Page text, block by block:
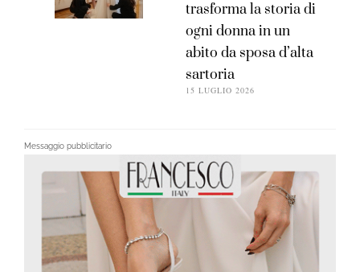
trasforma la storia di
ogni donna in un
abito da sposa d’alta
sartoria
15 LUGLIO 2026
Messaggio pubblicitario